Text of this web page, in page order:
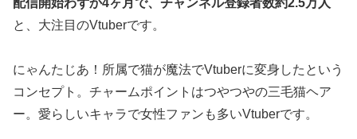
と、大注目のVtuberです。
にゃんたじあ！所属で猫が魔法でVtuberに変身したという
コンセプト。チャームポイントはつやつやの三毛猫ヘア
ー。愛らしいキャラで女性ファンも多いVtuberです。